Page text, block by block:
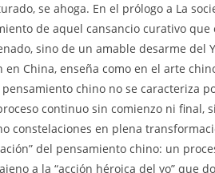
se ahoga. En el prólogo a La
de aquel cansancio curativo que
sino de un amable desarme del
China, enseña como en el arte
chino no se caracteriza
continuo sin comienzo ni final,
constelaciones en plena
del pensamiento chino: un
a la “acción héroica del yo” que